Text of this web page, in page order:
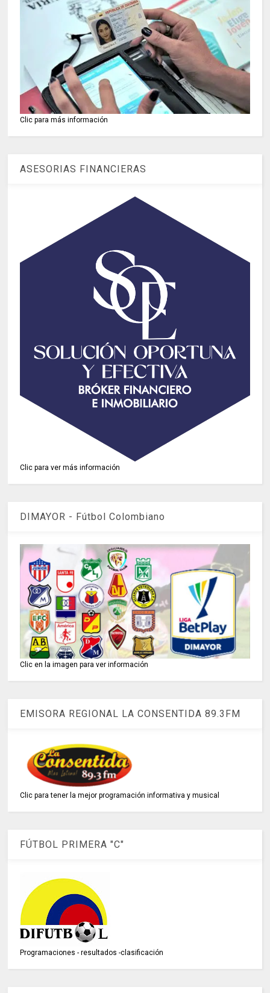
Clic para más información
ASESORIAS FINANCIERAS
Clic para ver más información
DIMAYOR - Fútbol Colombiano
Clic en la imagen para ver información
EMISORA REGIONAL LA CONSENTIDA 89.3FM
Clic para tener la mejor programación informativa y musical
FÚTBOL PRIMERA "C"
Programaciones - resultados -clasificación